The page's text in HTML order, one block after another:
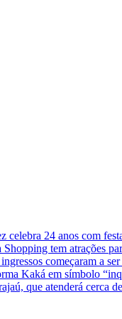
24 anos com
tem atrações
começaram a
Kaká em símbolo
que atenderá cerca